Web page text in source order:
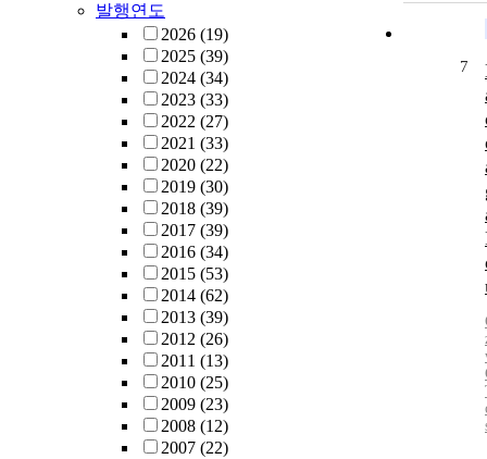
발행연도
2026 (19)
2025 (39)
2024 (34)
2023 (33)
2022 (27)
2021 (33)
2020 (22)
2019 (30)
2018 (39)
2017 (39)
2016 (34)
2015 (53)
2014 (62)
2013 (39)
2012 (26)
2011 (13)
2010 (25)
2009 (23)
2008 (12)
2007 (22)
7